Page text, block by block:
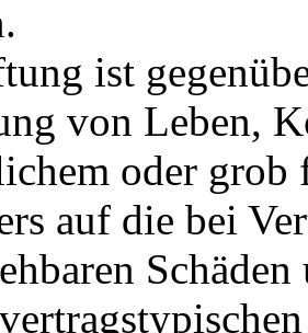
ist
von Leben,
oder grob
auf die bei